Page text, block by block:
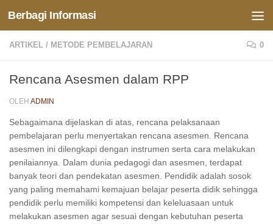
Skip to content
Berbagi Informasi
ARTIKEL / METODE PEMBELAJARAN 0
Rencana Asesmen dalam RPP
OLEH ADMIN
Sebagaimana dijelaskan di atas, rencana pelaksanaan
pembelajaran perlu menyertakan rencana asesmen. Rencana
asesmen ini dilengkapi dengan instrumen serta cara melakukan
penilaiannya. Dalam dunia pedagogi dan asesmen, terdapat
banyak teori dan pendekatan asesmen. Pendidik adalah sosok
yang paling memahami kemajuan belajar peserta didik sehingga
pendidik perlu memiliki kompetensi dan keleluasaan untuk
melakukan asesmen agar sesuai dengan kebutuhan peserta